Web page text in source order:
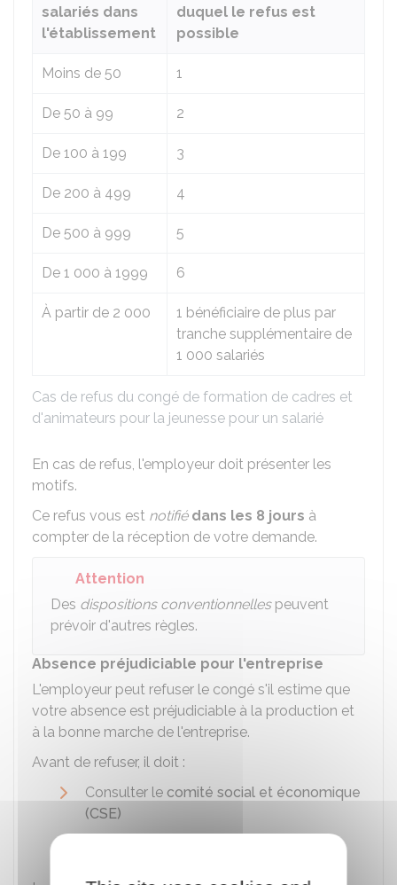
Cas de refus du congé de formation de cadres et
d'animateurs pour la jeunesse pour un salarié
salariés dans
l'établissement
duquel le refus est
possible
Moins de 50 1
De 50 à 99 2
De 100 à 199 3
De 200 à 499 4
De 500 à 999 5
De 1 000 à 1999 6
À partir de 2 000
1 bénéficiaire de plus par
tranche supplémentaire de
1 000 salariés
En cas de refus, l'employeur doit présenter les
motifs.
Ce refus vous est notifié dans les 8 jours à
compter de la réception de votre demande.
Attention
Des dispositions conventionnellespeuvent
prévoir d'autres règles.
Absence préjudiciable pour l'entreprise
L'employeur peut refuser le congé s'il estime que
votre absence est préjudiciable à la production et
à la bonne marche de l'entreprise.
Avant de refuser, il doit :
Consulter le comité social et économique
(CSE)